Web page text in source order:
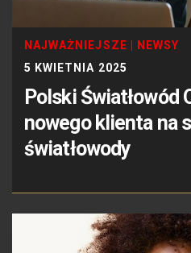
NAJWAŻNIEJSZE | NEWSY
5 KWIETNIA 2025
Polski Światłowód
nowego klienta na
światłowody